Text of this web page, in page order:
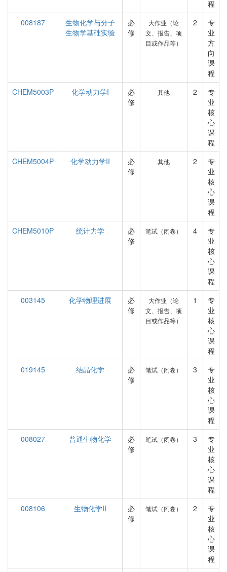
程
008187
生物化学与分子
生物学基础实验
必
修
大作业（论
文、报告、项
目或作品等）
2
专
业
方
向
课
程
CHEM5003P
化学动力学I
必
修
其他 2
专
业
核
心
课
程
CHEM5004P
化学动力学II
必
修
其他 2
专
业
核
心
课
程
CHEM5010P
统计力学
必
修
笔试（闭卷） 4
专
业
核
心
课
程
003145
化学物理进展
必
修
大作业（论
文、报告、项
目或作品等）
1
专
业
核
心
课
程
019145
结晶化学
必
修
笔试（闭卷） 3
专
业
核
心
课
程
008027
普通生物化学
必
修
笔试（闭卷） 3
专
业
核
心
课
程
008106
生物化学II
必
修
笔试（闭卷） 2
专
业
核
心
课
程